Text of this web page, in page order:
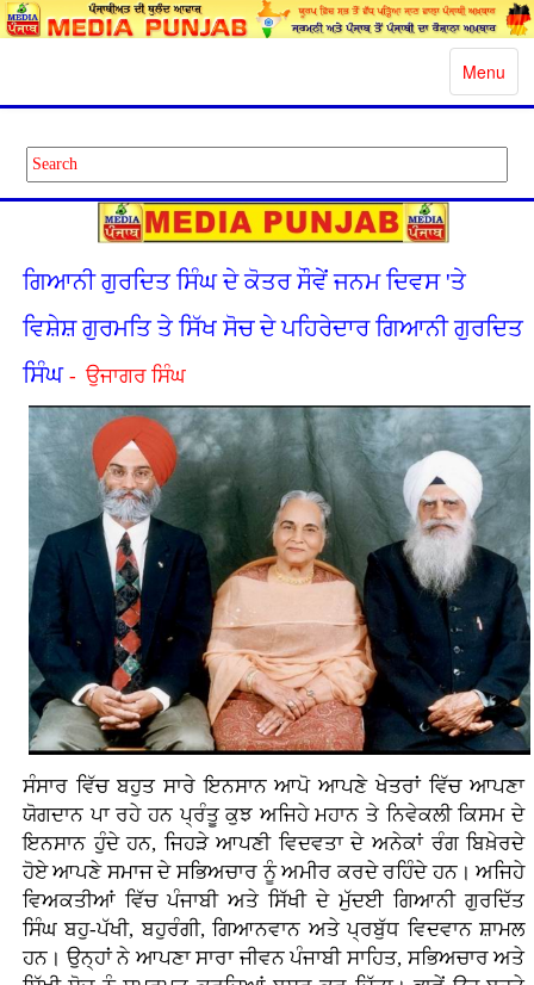
Toggle
Menu
ਗਿਆਨੀ ਗੁਰਦਿਤ ਸਿੰਘ ਦੇ ਕੋਤਰ ਸੌਵੇਂ ਜਨਮ ਦਿਵਸ 'ਤੇ
ਵਿਸ਼ੇਸ਼ ਗੁਰਮਤਿ ਤੇ ਸਿੱਖ ਸੋਚ ਦੇ ਪਹਿਰੇਦਾਰ ਗਿਆਨੀ ਗੁਰਦਿਤ
ਸਿੰਘ - ਉਜਾਗਰ ਸਿੰਘ
ਸੰਸਾਰ ਵਿੱਚ ਬਹੁਤ ਸਾਰੇ ਇਨਸਾਨ ਆਪੋ ਆਪਣੇ ਖੇਤਰਾਂ ਵਿੱਚ ਆਪਣਾ
ਯੋਗਦਾਨ ਪਾ ਰਹੇ ਹਨ ਪ੍ਰੰਤੂ ਕੁਝ ਅਜਿਹੇ ਮਹਾਨ ਤੇ ਨਿਵੇਕਲੀ ਕਿਸਮ ਦੇ
ਇਨਸਾਨ ਹੁੰਦੇ ਹਨ, ਜਿਹੜੇ ਆਪਣੀ ਵਿਦਵਤਾ ਦੇ ਅਨੇਕਾਂ ਰੰਗ ਬਿਖ਼ੇਰਦੇ
ਹੋਏ ਆਪਣੇ ਸਮਾਜ ਦੇ ਸਭਿਅਚਾਰ ਨੂੰ ਅਮੀਰ ਕਰਦੇ ਰਹਿੰਦੇ ਹਨ। ਅਜਿਹੇ
ਵਿਅਕਤੀਆਂ ਵਿੱਚ ਪੰਜਾਬੀ ਅਤੇ ਸਿੱਖੀ ਦੇ ਮੁੱਦਈ ਗਿਆਨੀ ਗੁਰਦਿੱਤ
ਸਿੰਘ ਬਹੁ-ਪੱਖੀ, ਬਹੁਰੰਗੀ, ਗਿਆਨਵਾਨ ਅਤੇ ਪ੍ਰਬੁੱਧ ਵਿਦਵਾਨ ਸ਼ਾਮਲ
ਹਨ। ਉਨ੍ਹਾਂ ਨੇ ਆਪਣਾ ਸਾਰਾ ਜੀਵਨ ਪੰਜਾਬੀ ਸਾਹਿਤ, ਸਭਿਅਚਾਰ ਅਤੇ